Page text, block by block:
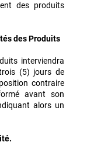
des produits
des Produits
interviendra
(5) jours de
contraire
avant son
alors un